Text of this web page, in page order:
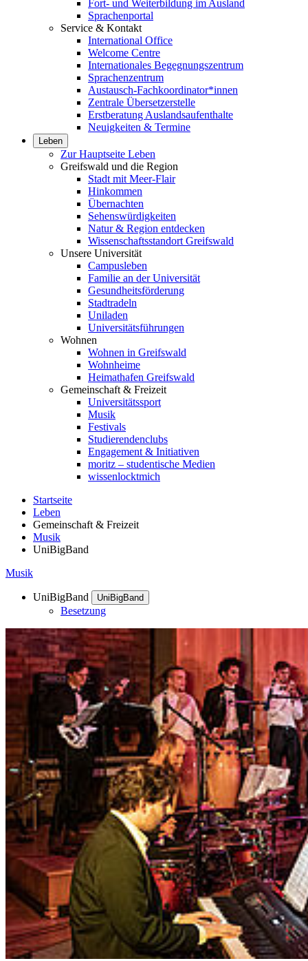
Fort- und Weiterbildung im Ausland
Sprachenportal
Service & Kontakt
International Office
Welcome Centre
Internationales Begegnungszentrum
Sprachenzentrum
Austausch-Fachkoordinator*innen
Zentrale Übersetzerstelle
Erstberatung Auslandsaufenthalte
Neuigkeiten & Termine
Leben
Zur Hauptseite Leben
Greifswald und die Region
Stadt mit Meer-Flair
Hinkommen
Übernachten
Sehenswürdigkeiten
Natur & Region entdecken
Wissenschaftsstandort Greifswald
Unsere Universität
Campusleben
Familie an der Universität
Gesundheitsförderung
Stadtradeln
Uniladen
Universitätsführungen
Wohnen
Wohnen in Greifswald
Wohnheime
Heimathafen Greifswald
Gemeinschaft & Freizeit
Universitätssport
Musik
Festivals
Studierendenclubs
Engagement & Initiativen
moritz – studentische Medien
wissenlocktmich
Startseite
Leben
Gemeinschaft & Freizeit
Musik
UniBigBand
Musik
UniBigBand UniBigBand
Besetzung